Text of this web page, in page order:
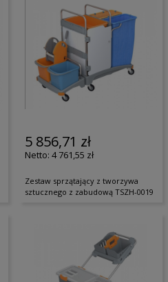
5 856,71 zł
4 761,55 zł
Zestaw sprzątający z tworzywa
sztucznego z zabudową TSZH-0019